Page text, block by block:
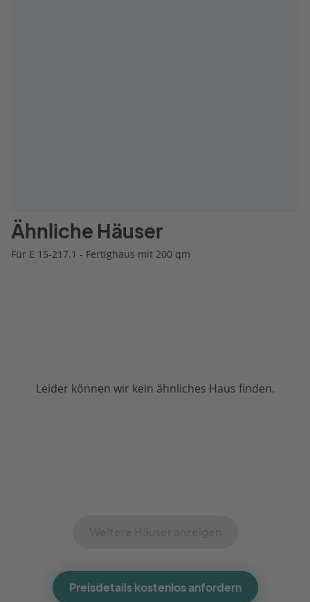
Ähnliche Häuser
Für E 15-217.1 - Fertighaus mit 200 qm
Leider können wir kein ähnliches Haus finden.
Preisdetails kostenlos anfordern